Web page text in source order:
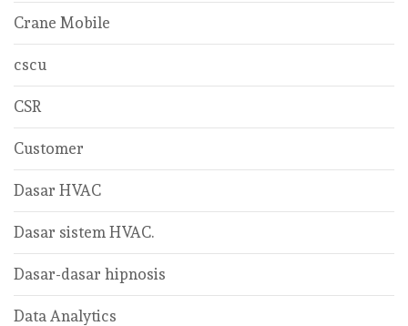
Crane Mobile
cscu
CSR
Customer
Dasar HVAC
Dasar sistem HVAC.
Dasar-dasar hipnosis
Data Analytics